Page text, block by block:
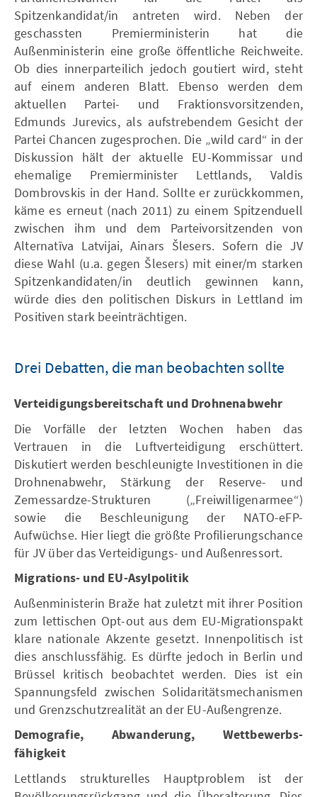
Spitzenkandidat/in antreten wird. Neben der
geschassten Premierministerin hat die
Außenministerin eine große öffentliche Reichweite.
Ob dies innerparteilich jedoch goutiert wird, steht
auf einem anderen Blatt. Ebenso werden dem
aktuellen Partei- und Fraktionsvorsitzenden,
Edmunds Jurevics, als aufstrebendem Gesicht der
Partei Chancen zugesprochen. Die „wild card“ in der
Diskussion hält der aktuelle EU-Kommissar und
ehemalige Premierminister Lettlands, Valdis
Dombrovskis in der Hand. Sollte er zurückkommen,
käme es erneut (nach 2011) zu einem Spitzenduell
zwischen ihm und dem Parteivorsitzenden von
Alternatīva Latvijai, Ainars Šlesers. Sofern die JV
diese Wahl (u.a. gegen Šlesers) mit einer/m starken
Spitzenkandidaten/in deutlich gewinnen kann,
würde dies den politischen Diskurs in Lettland im
Positiven stark beeinträchtigen.
Drei Debatten, die man beobachten sollte
Verteidigungsbereitschaft und Drohnenabwehr
Die Vorfälle der letzten Wochen haben das
Vertrauen in die Luftverteidigung erschüttert.
Diskutiert werden beschleunigte Investitionen in die
Drohnenabwehr, Stärkung der Reserve- und
Zemessardze-Strukturen („Freiwilligenarmee“)
sowie die Beschleunigung der NATO-eFP-
Aufwüchse. Hier liegt die größte Profilierungschance
für JV über das Verteidigungs- und Außenressort.
Migrations- und EU-Asylpolitik
Außenministerin Braže hat zuletzt mit ihrer Position
zum lettischen Opt-out aus dem EU-Migrationspakt
klare nationale Akzente gesetzt. Innenpolitisch ist
dies anschlussfähig. Es dürfte jedoch in Berlin und
Brüssel kritisch beobachtet werden. Dies ist ein
Spannungsfeld zwischen Solidaritätsmechanismen
und Grenzschutzrealität an der EU-Außengrenze.
Demografie, Abwanderung, Wettbewerbs-
fähigkeit
Lettlands strukturelles Hauptproblem ist der